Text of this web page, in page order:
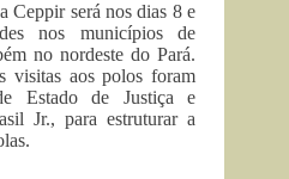
Ceppir será nos dias 8 e
nos municípios de
no nordeste do Pará.
visitas aos polos foram
Estado de Justiça e
Jr., para estruturar a